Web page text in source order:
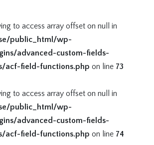
to access array offset on null in
public_html/wp-
advanced-custom-fields-
acf-field-functions.php on line 73
to access array offset on null in
public_html/wp-
advanced-custom-fields-
acf-field-functions.php on line 74